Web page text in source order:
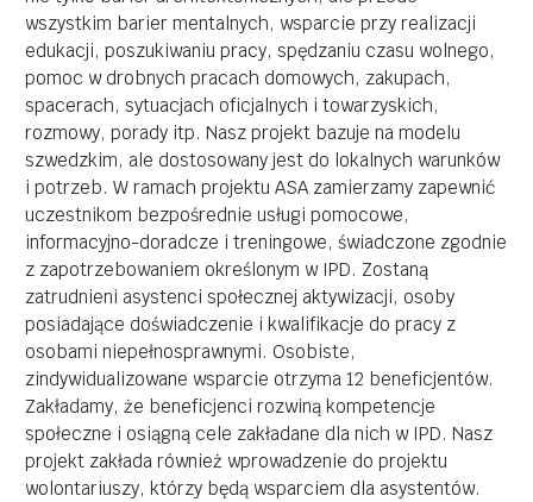
wszystkim barier mentalnych, wsparcie przy realizacji
edukacji, poszukiwaniu pracy, spędzaniu czasu wolnego,
pomoc w drobnych pracach domowych, zakupach,
spacerach, sytuacjach oficjalnych i towarzyskich,
rozmowy, porady itp. Nasz projekt bazuje na modelu
szwedzkim, ale dostosowany jest do lokalnych warunków
i potrzeb. W ramach projektu ASA zamierzamy zapewnić
uczestnikom bezpośrednie usługi pomocowe,
informacyjno-doradcze i treningowe, świadczone zgodnie
z zapotrzebowaniem określonym w IPD. Zostaną
zatrudnieni asystenci społecznej aktywizacji, osoby
posiadające doświadczenie i kwalifikacje do pracy z
osobami niepełnosprawnymi. Osobiste,
zindywidualizowane wsparcie otrzyma 12 beneficjentów.
Zakładamy, że beneficjenci rozwiną kompetencje
społeczne i osiągną cele zakładane dla nich w IPD. Nasz
projekt zakłada również wprowadzenie do projektu
wolontariuszy, którzy będą wsparciem dla asystentów.